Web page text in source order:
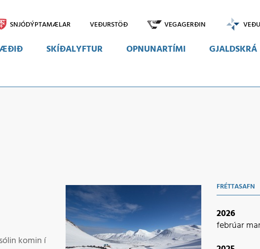
SNJÓDÝPTAMÆLAR VEÐURSTÖÐ VEGAGERÐIN
SKÍÐALYFTUR OPNUNARTÍMI GJALDSKRÁ
komin í
FRÉTTASAFN
2026
febrúar